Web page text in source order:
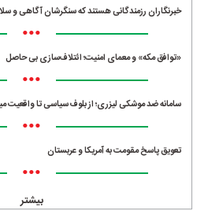
خبرنگاران رزمندگانی هستند که سنگرشان آگاهی
•••
«توافق مکه» و معمای امنیت؛ ائتلاف‌سازی بی حاصل
•••
سامانه ضد موشکی لیزری؛ از بلوف سیاسی تا واقعیت
•••
تعویق پاسخ مقومت به آمریکا و عربستان
•••
بیشتر